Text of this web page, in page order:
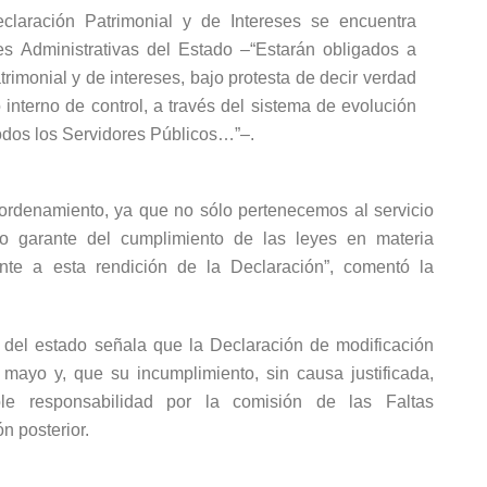
Patrimonial y de Intereses se encuentra
Administrativas del Estado –“Estarán obligados a
y de intereses, bajo protesta de decir verdad
de control, a través del sistema de evolución
los Servidores Públicos…”–.
ya que no sólo pertenecemos al servicio
garante del cumplimiento de las leyes en materia
a esta rendición de la Declaración”, comentó la
estado señala que la Declaración de modificación
y, que su incumplimiento, sin causa justificada,
responsabilidad por la comisión de las Faltas
posterior.